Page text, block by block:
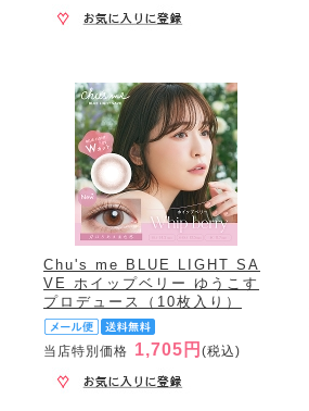
Chu's me BLUE LIGHT SA
VE ホイップベリー ゆうこす
プロデュース（10枚入り）
当店特別価格 1,705円(税込)